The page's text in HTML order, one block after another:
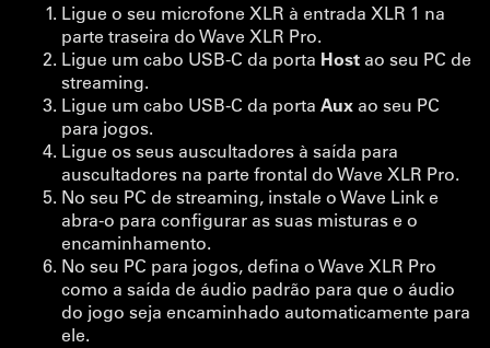
Ligue o seu microfone XLR à entrada XLR 1 na
parte traseira do Wave XLR Pro.
Ligue um cabo USB-C da porta Host ao seu PC de
streaming.
Ligue um cabo USB-C da porta Aux ao seu PC
para jogos.
Ligue os seus auscultadores à saída para
auscultadores na parte frontal do Wave XLR Pro.
No seu PC de streaming, instale o Wave Link e
abra-o para configurar as suas misturas e o
encaminhamento.
No seu PC para jogos, defina o Wave XLR Pro
como a saída de áudio padrão para que o áudio
do jogo seja encaminhado automaticamente para
ele.